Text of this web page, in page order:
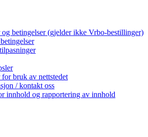
betingelser (gjelder ikke Vrbo-bestillinger)
bruk av nettstedet
/ kontakt oss
innhold og rapportering av innhold